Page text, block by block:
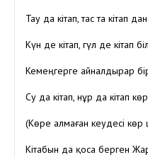
Тау да кітап, тас та кітап
Күн де кітап, гүл де кітап
Кемеңгерге айналдырар
Су да кітап, нұр да кітап
(Көре алмаған кеудесі
Кітабын да қоса берген